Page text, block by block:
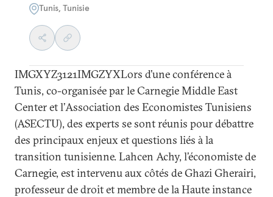
Tunis, Tunisie
IMGXYZ3121IMGZYXLors d’une conférence à
Tunis, co-organisée par le Carnegie Middle East
Center et l’Association des Economistes Tunisiens
(ASECTU), des experts se sont réunis pour débattre
des principaux enjeux et questions liés à la
transition tunisienne. Lahcen Achy, l’économiste de
Carnegie, est intervenu aux côtés de Ghazi Gherairi,
professeur de droit et membre de la Haute instance